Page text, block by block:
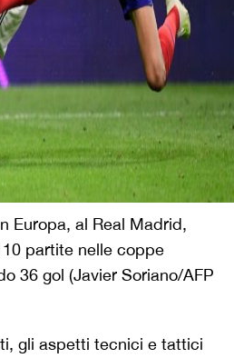
Europa, al Real Madrid,
partite nelle coppe
36 gol (Javier Soriano/AFP
gli aspetti tecnici e tattici